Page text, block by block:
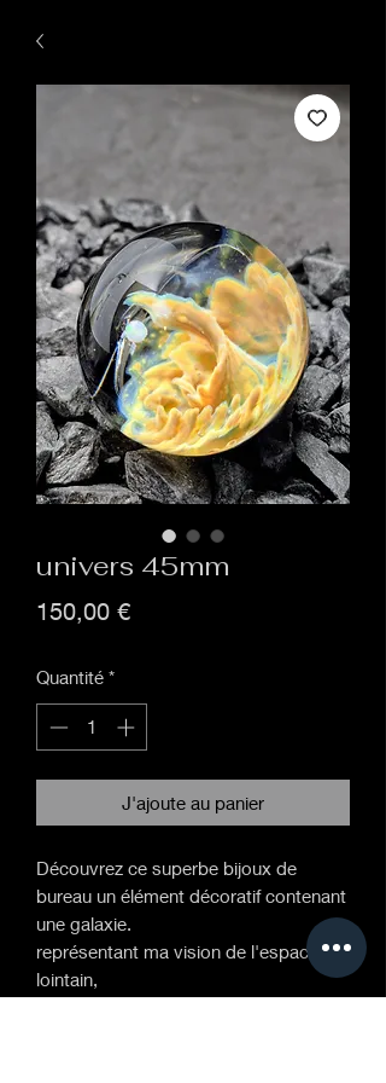
univers 45mm
150,00 €Prix
Quantité *
J'ajoute au panier
Découvrez ce superbe bijoux de
bureau un élément décoratif contenant
une galaxie.
représentant ma vision de l'espace
lointain,